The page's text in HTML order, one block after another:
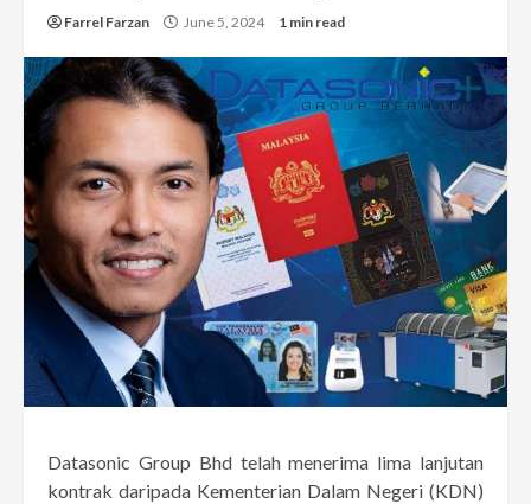
Farrel Farzan June 5, 2024 1 min read
Datasonic Group Bhd telah menerima lima lanjutan
kontrak daripada Kementerian Dalam Negeri (KDN)